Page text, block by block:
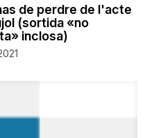
de perdre de l'acte
(sortida «no
inclosa)